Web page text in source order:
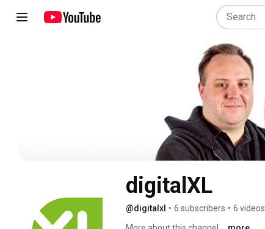
digitalXL
@digitalxl • 6 subscribers • 6 videos